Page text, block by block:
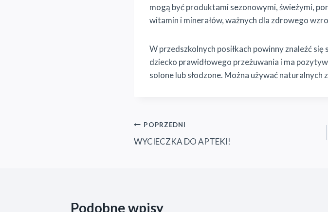
mogą być produktami sezonowymi, świeżymi,
witamin i minerałów, ważnych dla zdrowego
W przedszkolnych posiłkach powinny znaleźć się
dziecko prawidłowego przeżuwania i ma
solone lub słodzone. Można używać naturalnych
Nawigacja
wpisu
POPRZEDNI
WYCIECZKA DO APTEKI!
Podobne wpisy